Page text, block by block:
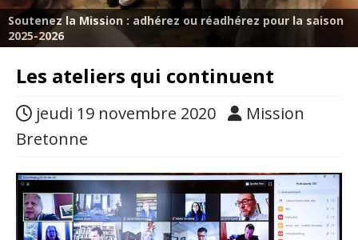
Soutenez la Mission : adhérez ou réadhérez pour la saison
2025-2026
Les ateliers qui continuent
jeudi 19 novembre 2020
Mission
Bretonne